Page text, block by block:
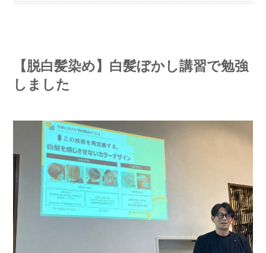
【脱白髪染め】白髪ぼかし講習で勉強
しました